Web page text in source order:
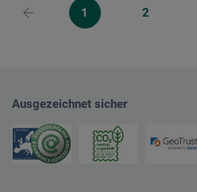
1 2
Ausgezeichnet sicher